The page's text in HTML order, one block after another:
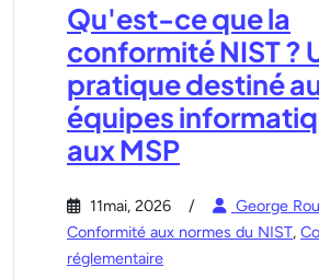
Qu'est-ce que la
conformité NIST ?
pratique destiné
équipes
aux MSP
11mai, 2026
George
Conformité aux normes du NIST,
réglementaire